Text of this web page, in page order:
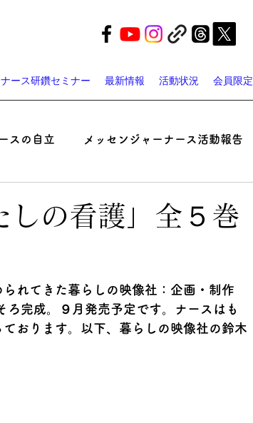
ース研鑽セミナー 最新情報 活動状況 会員限定
スの自立 メッセンジャーナース活動報告
「神さま」
しの看護」全５巻
れてきた暮らしの映像社：企画・制作
完成。９月発売予定です。ナースはも
おります。以下、暮らしの映像社の鈴木